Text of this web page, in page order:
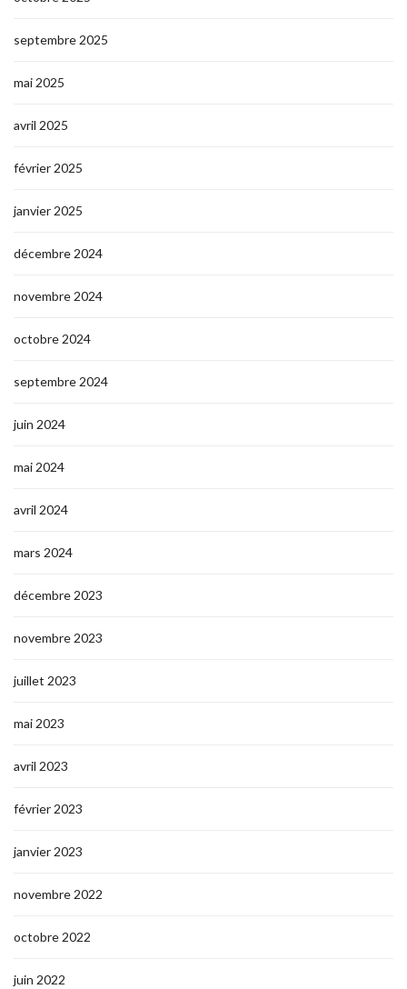
septembre 2025
mai 2025
avril 2025
février 2025
janvier 2025
décembre 2024
novembre 2024
octobre 2024
septembre 2024
juin 2024
mai 2024
avril 2024
mars 2024
décembre 2023
novembre 2023
juillet 2023
mai 2023
avril 2023
février 2023
janvier 2023
novembre 2022
octobre 2022
juin 2022